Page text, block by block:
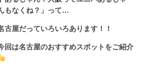
もなくね？」って…
屋だっていろいろあります！！
回は名古屋のおすすめスポットをご紹介